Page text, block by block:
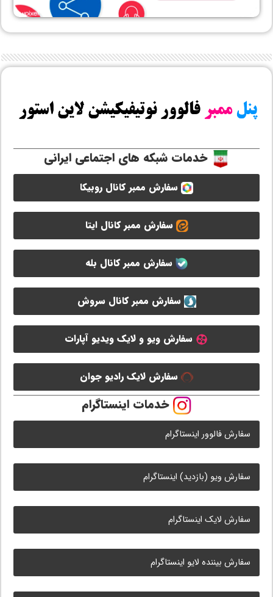
خدمات شبکه های اجتماعی ایرانی
سفارش ممبر کانال روبیکا
سفارش ممبر کانال ایتا
سفارش ممبر کانال بله
سفارش ممبر کانال سروش
سفارش ویو و لایک ویدیو آپارات
سفارش لایک رادیو جوان
خدمات اینستاگرام
سفارش فالوور اینستاگرام
سفارش ویو (بازدید) اینستاگرام
سفارش لایک اینستاگرام
سفارش بیننده لایو اینستاگرام